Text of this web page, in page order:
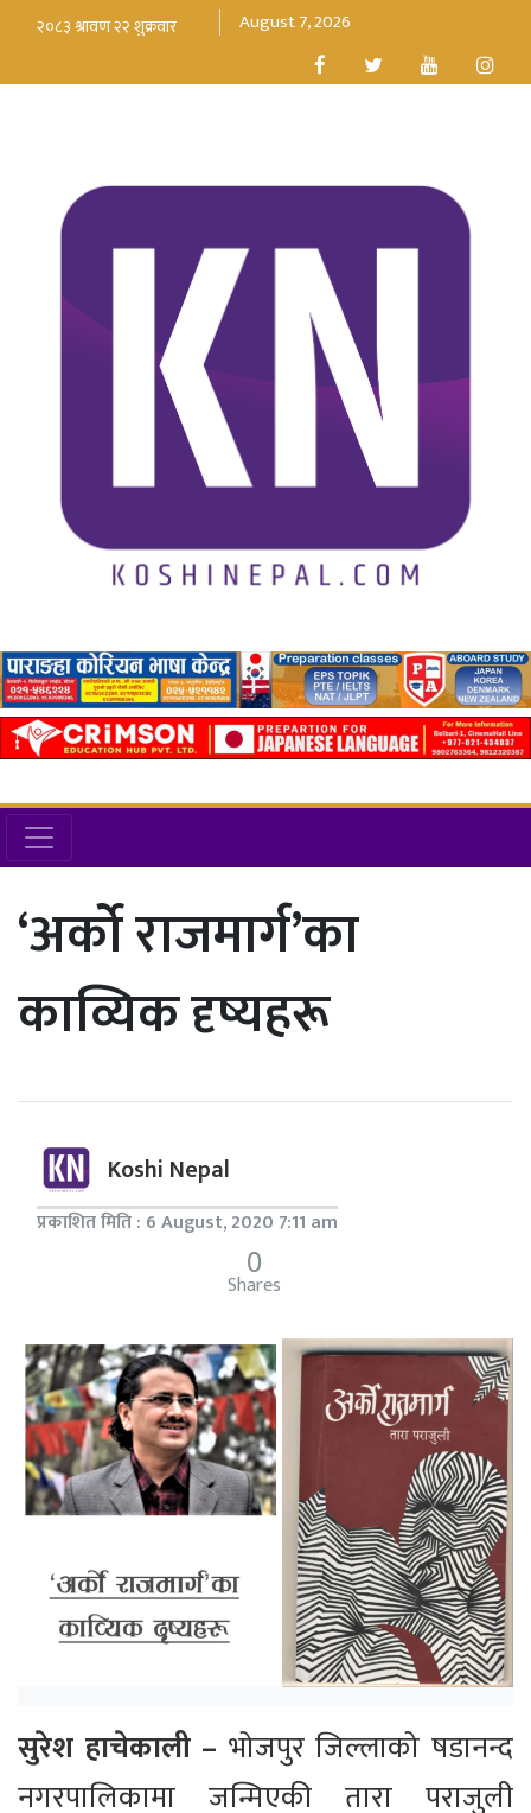
August 7, 2026
‘अर्को राजमार्ग’का
काव्यिक दृष्यहरू
Koshi Nepal
प्रकाशित मिति : 6 August, 2020 7:11 am
0
Shares
सुरेश हाचेकाली – भोजपुर जिल्लाको षडानन्द
नगरपालिकामा जन्मिएकी तारा पराजुली